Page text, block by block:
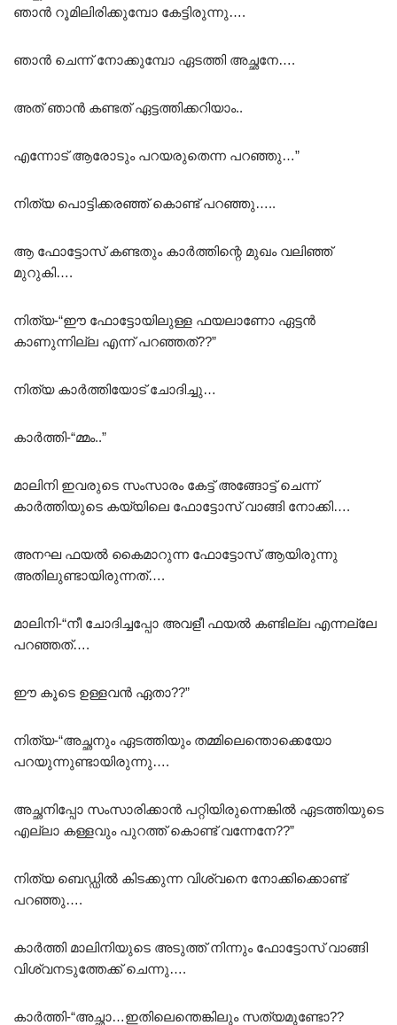
ഞാൻ റൂമിലിരിക്കുമ്പോ കേട്ടിരുന്നു….
ഞാൻ ചെന്ന് നോക്കുമ്പോ ഏടത്തി അച്ഛനേ….
അത് ഞാൻ കണ്ടത് ഏട്ടത്തിക്കറിയാം..
എന്നോട് ആരോടും പറയരുതെന്ന പറഞ്ഞു…”
നിത്യ പൊട്ടിക്കരഞ്ഞ് കൊണ്ട് പറഞ്ഞു…..
ആ ഫോട്ടോസ് കണ്ടതും കാർത്തിന്റെ മുഖം വലിഞ്ഞ്
മുറുകി….
നിത്യ-“ഈ ഫോട്ടോയിലുള്ള ഫയലാണോ ഏട്ടൻ
കാണുന്നില്ല എന്ന് പറഞ്ഞത്??”
നിത്യ കാർത്തിയോട് ചോദിച്ചു…
കാർത്തി-“മ്മം..”
മാലിനി ഇവരുടെ സംസാരം കേട്ട് അങ്ങോട്ട് ചെന്ന്
കാർത്തിയുടെ കയ്യിലെ ഫോട്ടോസ് വാങ്ങി നോക്കി….
അനഘ ഫയൽ കൈമാറുന്ന ഫോട്ടോസ് ആയിരുന്നു
അതിലുണ്ടായിരുന്നത്….
മാലിനി-“നീ ചോദിച്ചപ്പോ അവളീ ഫയൽ കണ്ടില്ല എന്നല്ലേ
പറഞ്ഞത്….
ഈ കൂടെ ഉള്ളവൻ ഏതാ??”
നിത്യ-“അച്ഛനും ഏടത്തിയും തമ്മിലെന്തൊക്കെയോ
പറയുന്നുണ്ടായിരുന്നു….
അച്ഛനിപ്പോ സംസാരിക്കാൻ പറ്റിയിരുന്നെങ്കിൽ ഏടത്തിയുടെ
എല്ലാ കള്ളവും പുറത്ത് കൊണ്ട് വന്നേനേ??”
നിത്യ ബെഡ്ഡിൽ കിടക്കുന്ന വിശ്വനെ നോക്കിക്കൊണ്ട്
പറഞ്ഞു….
കാർത്തി മാലിനിയുടെ അടുത്ത് നിന്നും ഫോട്ടോസ് വാങ്ങി
വിശ്വനടുത്തേക്ക് ചെന്നു….
കാർത്തി-“അച്ഛാ…ഇതിലെന്തെങ്കിലും സത്യമുണ്ടോ??